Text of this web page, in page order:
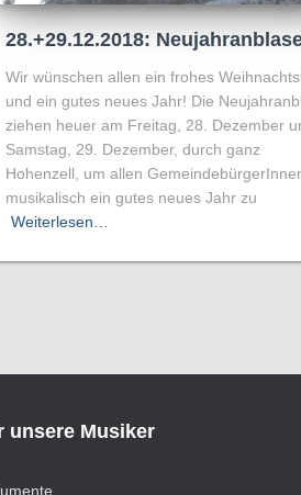
28.+29.12.2018:
Wir wünschen allen ein frohes
und ein gutes neues Jahr! Die
ziehen heuer am Freitag, 28. Dezember
Samstag, 29. Dezember, durch ganz
Hohenzell, um allen
musikalisch ein gutes neues Jahr zu
Weiterlesen…
unsere Musiker